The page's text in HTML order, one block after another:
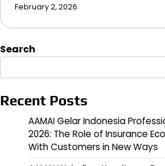
February 2, 2026
Search
Recent Posts
AAMAI Gelar Indonesia
2026: The Role of Insurance
With Customers in New Ways